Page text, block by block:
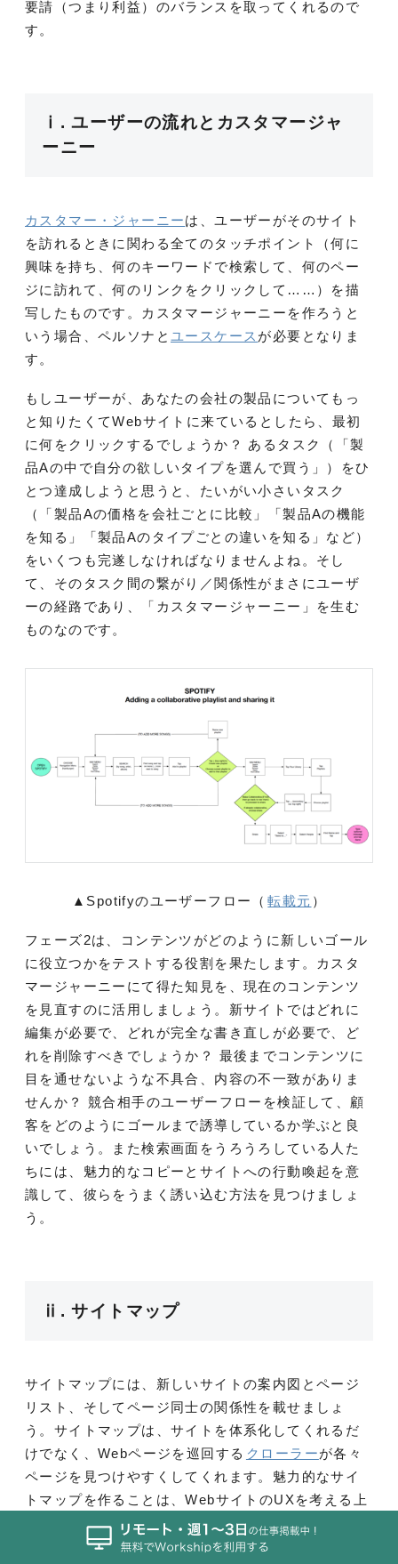
要請（つまり利益）のバランスを取ってくれるので
す。
ⅰ. ユーザーの流れとカスタマージャ
ーニー
カスタマー・ジャーニーは、ユーザーがそのサイト
を訪れるときに関わる全てのタッチポイント（何に
興味を持ち、何のキーワードで検索して、何のペー
ジに訪れて、何のリンクをクリックして……）を描
写したものです。カスタマージャーニーを作ろうと
いう場合、ペルソナと ユースケース が必要となりま
す。
もしユーザーが、あなたの会社の製品についてもっ
と知りたくてWebサイトに来ているとしたら、最初
に何をクリックするでしょうか？ あるタスク（「製
品Aの中で自分の欲しいタイプを選んで買う」）をひ
とつ達成しようと思うと、たいがい小さいタスク
（「製品Aの価格を会社ごとに比較」「製品Aの機能
を知る」「製品Aのタイプごとの違いを知る」など）
をいくつも完遂しなければなりませんよね。そし
て、そのタスク間の繋がり／関係性がまさにユーザ
ーの経路であり、「カスタマージャーニー」を生む
ものなのです。
▲Spotifyのユーザーフロー（ 転載元 ）
フェーズ2は、コンテンツがどのように新しいゴール
に役立つかをテストする役割を果たします。カスタ
マージャーニーにて得た知見を、現在のコンテンツ
を見直すのに活用しましょう。新サイトではどれに
編集が必要で、どれが完全な書き直しが必要で、ど
れを削除すべきでしょうか？ 最後までコンテンツに
目を通せないような不具合、内容の不一致がありま
せんか？ 競合相手のユーザーフローを検証して、顧
客をどのようにゴールまで誘導しているか学ぶと良
いでしょう。また検索画面をうろうろしている人た
ちには、魅力的なコピーとサイトへの行動喚起を意
識して、彼らをうまく誘い込む方法を見つけましょ
う。
ⅱ. サイトマップ
サイトマップには、新しいサイトの案内図とページ
リスト、そしてページ同士の関係性を載せましょ
う。サイトマップは、サイトを体系化してくれるだ
けでなく、Webページを巡回する クローラーが各々
ページを見つけやすくしてくれます。魅力的なサイ
トマップを作ることは、WebサイトのUXを考える上
でもっとも重要なことのひとつです。